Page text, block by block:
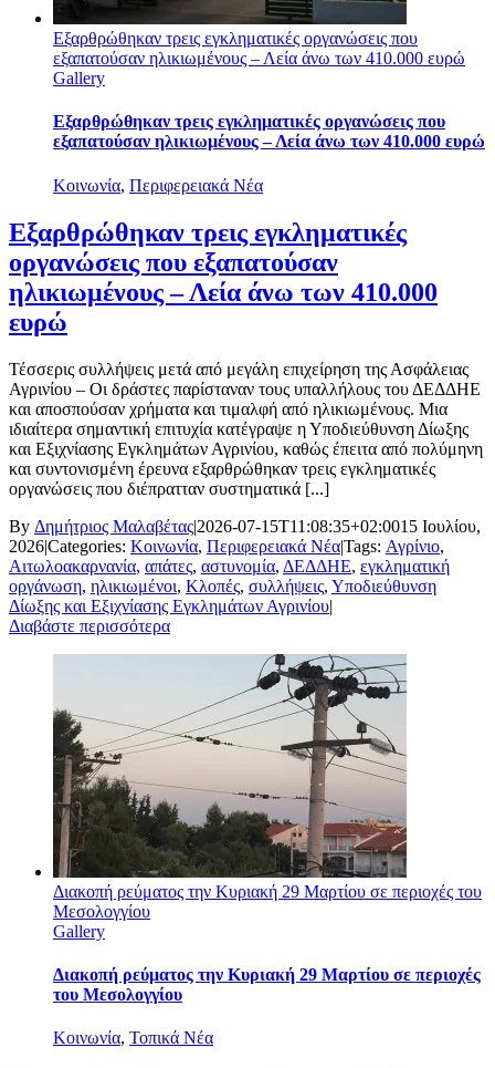
Εξαρθρώθηκαν τρεις εγκληματικές οργανώσεις που
εξαπατούσαν ηλικιωμένους – Λεία άνω των 410.000 ευρώ
Gallery
Εξαρθρώθηκαν τρεις εγκληματικές οργανώσεις που
εξαπατούσαν ηλικιωμένους – Λεία άνω των 410.000 ευρώ
Κοινωνία, Περιφερειακά Νέα
Εξαρθρώθηκαν τρεις εγκληματικές
οργανώσεις που εξαπατούσαν
ηλικιωμένους – Λεία άνω των 410.000
ευρώ
Τέσσερις συλλήψεις μετά από μεγάλη επιχείρηση της Ασφάλειας
Αγρινίου – Οι δράστες παρίσταναν τους υπαλλήλους του ΔΕΔΔΗΕ
και αποσπούσαν χρήματα και τιμαλφή από ηλικιωμένους. Μια
ιδιαίτερα σημαντική επιτυχία κατέγραψε η Υποδιεύθυνση Δίωξης
και Εξιχνίασης Εγκλημάτων Αγρινίου, καθώς έπειτα από πολύμηνη
και συντονισμένη έρευνα εξαρθρώθηκαν τρεις εγκληματικές
οργανώσεις που διέπρατταν συστηματικά [...]
By Δημήτριος Μαλαβέτας|2026-07-15T11:08:35+02:0015 Ιουλίου,
2026|Categories: Κοινωνία, Περιφερειακά Νέα|Tags: Αγρίνιο,
Αιτωλοακαρνανία, απάτες, αστυνομία, ΔΕΔΔΗΕ, εγκληματική
οργάνωση, ηλικιωμένοι, Κλοπές, συλλήψεις, Υποδιεύθυνση
Δίωξης και Εξιχνίασης Εγκλημάτων Αγρινίου|
Διαβάστε περισσότερα
Διακοπή ρεύματος την Κυριακή 29 Μαρτίου σε περιοχές του
Μεσολογγίου
Gallery
Διακοπή ρεύματος την Κυριακή 29 Μαρτίου σε περιοχές
του Μεσολογγίου
Κοινωνία, Τοπικά Νέα